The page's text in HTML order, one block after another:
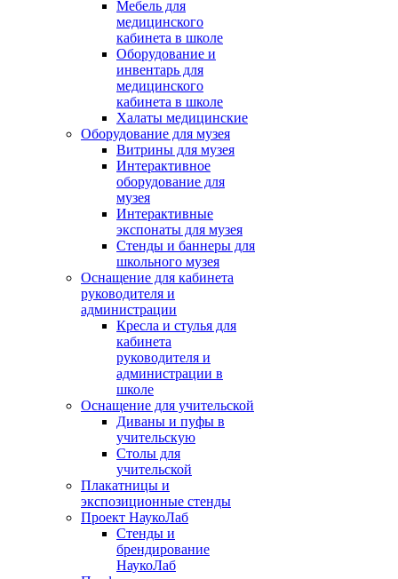
Мебель для
медицинского
кабинета в школе
Оборудование и
инвентарь для
медицинского
кабинета в школе
Халаты медицинские
Оборудование для музея
Витрины для музея
Интерактивное
оборудование для
музея
Интерактивные
экспонаты для музея
Стенды и баннеры для
школьного музея
Оснащение для кабинета
руководителя и
администрации
Кресла и стулья для
кабинета
руководителя и
администрации в
школе
Оснащение для учительской
Диваны и пуфы в
учительскую
Столы для
учительской
Плакатницы и
экспозиционные стенды
Проект НаукоЛаб
Стенды и
брендирование
НаукоЛаб